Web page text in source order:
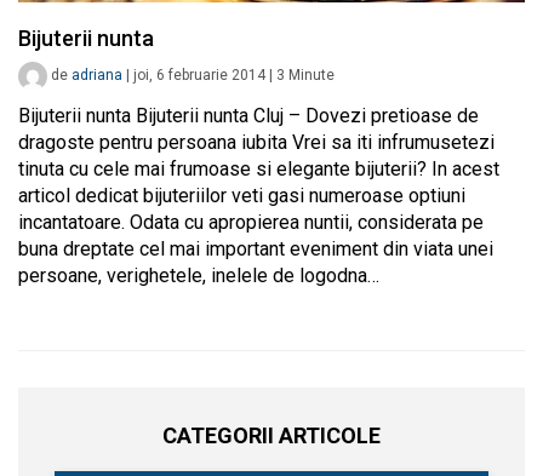
Bijuterii nunta
de adriana joi, 6 februarie 2014 3 Minute
Bijuterii nunta Bijuterii nunta Cluj – Dovezi pretioase de
dragoste pentru persoana iubita Vrei sa iti infrumusetezi
tinuta cu cele mai frumoase si elegante bijuterii? In acest
articol dedicat bijuteriilor veti gasi numeroase optiuni
incantatoare. Odata cu apropierea nuntii, considerata pe
buna dreptate cel mai important eveniment din viata unei
persoane, verighetele, inelele de logodna…
CATEGORII ARTICOLE